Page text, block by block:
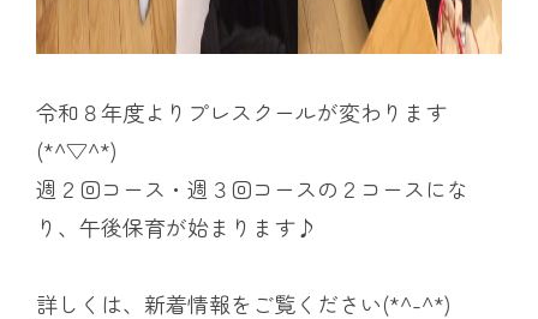
令和８年度よりプレスクールが変わります
(*^▽^*)
週２回コース・週３回コースの２コースにな
り、午後保育が始まります♪
詳しくは、新着情報をご覧ください(*^-^*)